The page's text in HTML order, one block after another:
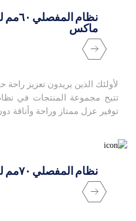
نظام
ماكس
لأولئك الذين يريدون تعزيز راحة
تتيح مجموعة المنتجات في
توفير عزل ممتاز وراحة وأناقة
نظام المفصلي ٧٠مم للشبابيك زين دو بلس